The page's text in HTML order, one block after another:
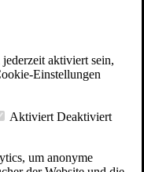
aktiviert sein,
Einstellungen
Aktiviert Deaktiviert
um anonyme